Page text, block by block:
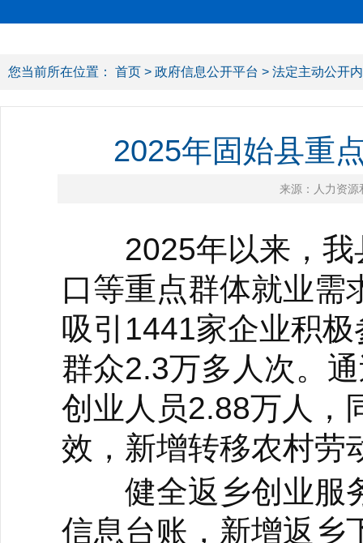
您当前所在位置： 首页 > 政府信息公开平台 > 法定主动公开
2025年固始县重
来源：人力资源
2025年以来，我
口等重点群体就业需
吸引1441家企业积
群众2.3万多人次。
创业人员2.88万人，
效，新增转移农村劳
健全返乡创业服务
信息台账，新增返乡